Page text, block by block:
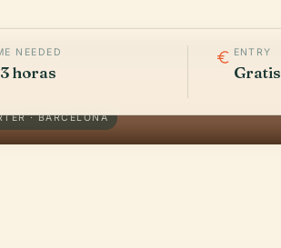
· BARCELONA
NEEDED
horas
ENTRY
Gratis